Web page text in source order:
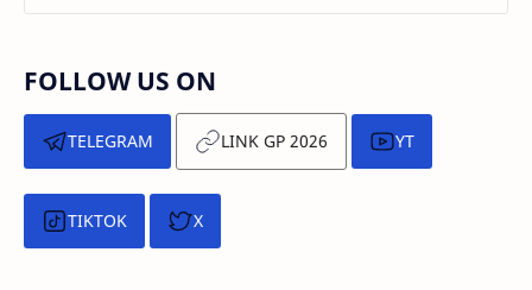
FOLLOW US ON
TELEGRAM LINK GP 2026 YT
TIKTOK X